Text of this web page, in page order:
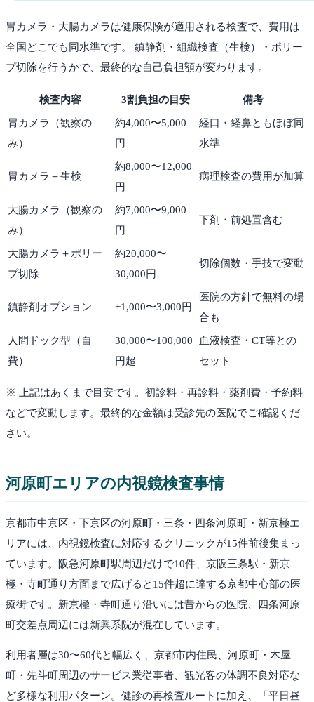
胃カメラ・大腸カメラは健康保険が適用される検査で、費用は
全国どこでも同水準です。 鎮静剤・組織検査（生検）・ポリー
プ切除を行うかで、最終的な自己負担額が変わります。
検査内容 3割負担の目安 備考
胃カメラ（観察の
み）
約4,000〜5,000
円
経口・経鼻ともほぼ同
水準
胃カメラ＋生検
約8,000〜12,000
円
病理検査の費用が加算
大腸カメラ（観察の
み）
約7,000〜9,000
円
下剤・前処置含む
大腸カメラ＋ポリー
プ切除
約20,000〜
30,000円
切除個数・手技で変動
鎮静剤オプション +1,000〜3,000円
医院の方針で無料の場
合も
人間ドック型（自
費）
30,000〜100,000
円超
血液検査・CT等との
セット
※ 上記はあくまで目安です。初診料・再診料・薬剤費・予約料
などで変動します。最終的な金額は受診先の医院でご確認くだ
さい。
河原町エリアの内視鏡検査事情
京都市中京区・下京区の河原町・三条・四条河原町・新京極エ
リアには、内視鏡検査に対応するクリニックが15件前後集まっ
ています。阪急河原町駅周辺だけで10件、京阪三条駅・新京
極・寺町通り方面まで広げると15件超に達する京都中心部の医
療街です。新京極・寺町通り沿いには昔からの医院、四条河原
町交差点周辺には新興系院が混在しています。
利用者層は30〜60代と幅広く、京都市内住民、河原町・木屋
町・先斗町周辺のサービス業従事者、観光客の体調不良対応な
ど多様な利用パターン。健診の再検査ルートに加え、「平日昼